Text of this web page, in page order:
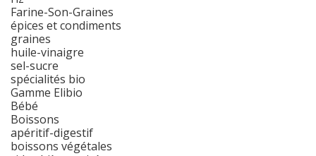
Farine-Son-Graines
épices et condiments
graines
huile-vinaigre
sel-sucre
spécialités bio
Gamme Elibio
Bébé
Boissons
apéritif-digestif
boissons végétales